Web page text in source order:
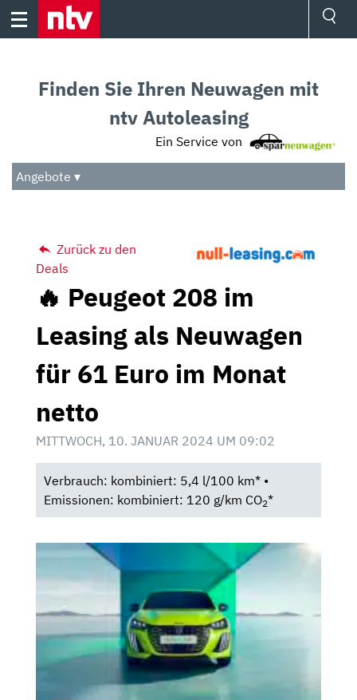
Skip
Audio
Das Beste
Finden Sie Ihren Neuwagen mit
ntv Autoleasing
Ein Service von
Angebote ▾
Zurück zu den
Deals
🔥 Peugeot 208 im
Leasing als Neuwagen
für 61 Euro im Monat
netto
MITTWOCH, 10. JANUAR 2024 UM 09:02
Verbrauch: kombiniert: 5,4 l/100 km* •
Emissionen: kombiniert: 120 g/km CO2*